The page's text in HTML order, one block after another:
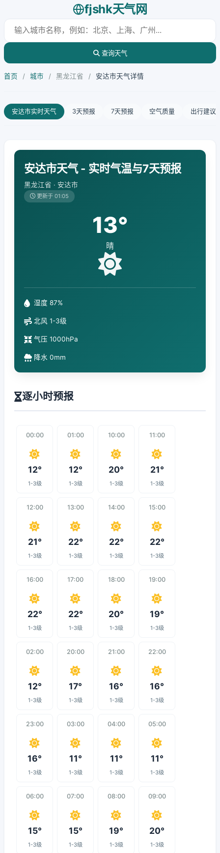
fjshk天气网
查询天气
首页 / 城市 / 黑龙江省 / 安达市天气详情
安达市实时天气 3天预报 7天预报 空气质量 出行建议
安达市天气 - 实时气温与7天预报
黑龙江省 · 安达市
更新于 01:05
13°
晴
湿度 87%
北风 1-3级
气压 1000hPa
降水 0mm
逐小时预报
00:00
12°
1-3级
01:00
12°
1-3级
10:00
20°
1-3级
11:00
21°
1-3级
12:00
21°
1-3级
13:00
22°
1-3级
14:00
22°
1-3级
15:00
22°
1-3级
16:00
22°
1-3级
17:00
22°
1-3级
18:00
20°
1-3级
19:00
19°
1-3级
02:00
12°
1-3级
20:00
17°
1-3级
21:00
16°
1-3级
22:00
16°
1-3级
23:00
16°
1-3级
03:00
11°
1-3级
04:00
11°
1-3级
05:00
11°
1-3级
06:00
15°
1-3级
07:00
15°
1-3级
08:00
19°
1-3级
09:00
20°
1-3级